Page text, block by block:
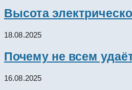
Высота
18.08.2025
Почему не всем
16.08.2025